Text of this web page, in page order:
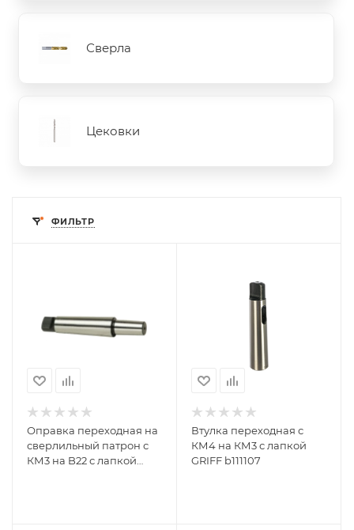
Сверла
Цековки
ФИЛЬТР
Оправка переходная на
сверлильный патрон с
КМ3 на B22 с лапкой
Втулка переходная с
КМ4 на КМ3 с лапкой
GRIFF b111107